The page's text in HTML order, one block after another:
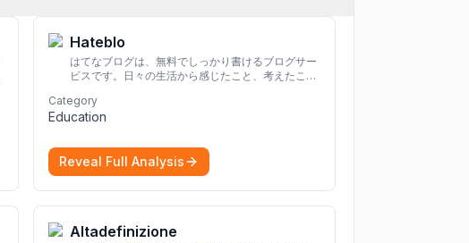
Hateblo
はてなブログは、無料でしっかり書けるブログサー
ビスです。日々の生活から感じたこと、考えたこと
Category
Education
Reveal Full Analysis
Altadefinizione